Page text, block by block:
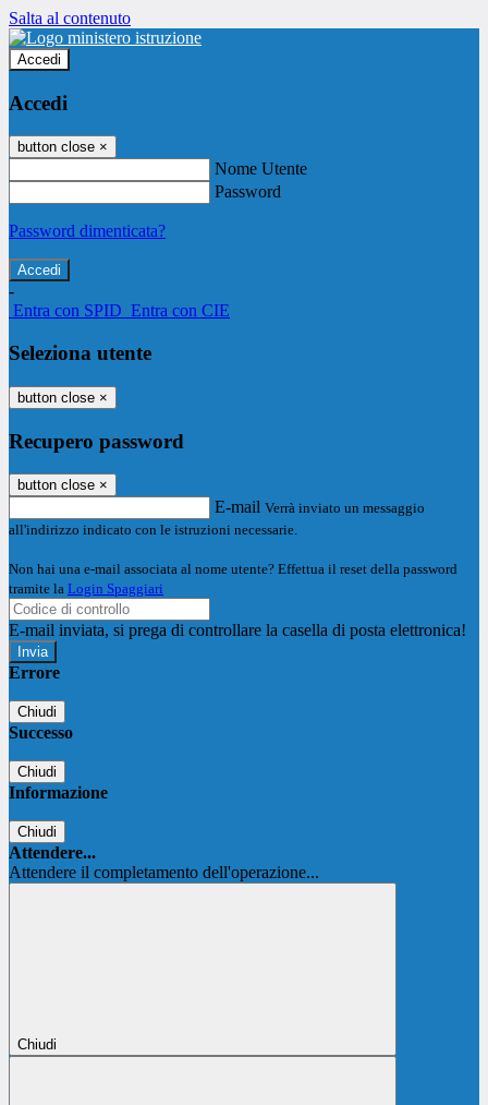
Salta al contenuto
Accedi
Accedi
button close ×
Nome Utente
Password
Password dimenticata?
-
Entra con SPID Entra con CIE
Seleziona utente
button close ×
Recupero password
button close ×
E-mail Verrà inviato un messaggio
all'indirizzo indicato con le istruzioni necessarie.
Non hai una e-mail associata al nome utente? Effettua il reset della password
tramite la Login Spaggiari
E-mail inviata, si prega di controllare la casella di posta elettronica!
Errore
Chiudi
Successo
Chiudi
Informazione
Chiudi
Attendere...
Attendere il completamento dell'operazione...
Chiudi